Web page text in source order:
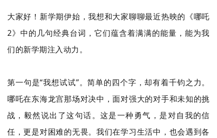
大家好！新学期伊始，我想和大家聊聊最近热映的《哪吒
2》中的几句经典台词，它们蕴含着满满的能量，能为我
们的新学期注入动力。
第一句是“我想试试”。简单的四个字，却有着千钧之力。
哪吒在东海龙宫那场对决中，面对强大的对手和未知的挑
战，毅然说出了这句话。这是一种勇气，是对自我的信
任，更是对困难的无畏。我们在学习生活中，也会遇到各